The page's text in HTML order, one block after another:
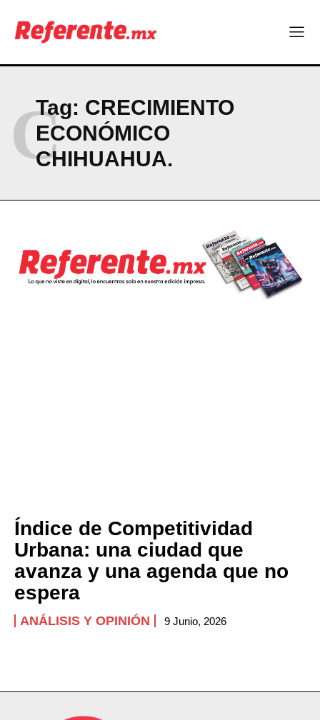
ABOUT
CONTACT
NEWSLETTER
Tag: CRECIMIENTO
ECONÓMICO
CHIHUAHUA.
C
Índice de Competitividad
Urbana: una ciudad que
avanza y una agenda que no
espera
ANÁLISIS Y OPINIÓN 9 Junio, 2026